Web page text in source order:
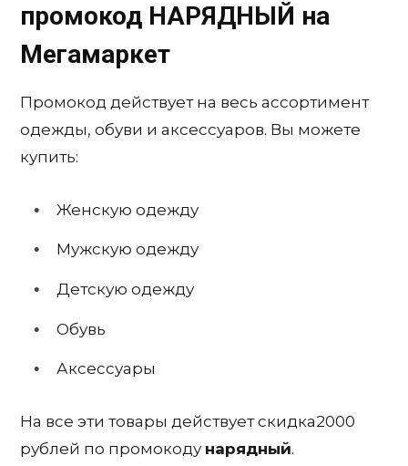
промокод НАРЯДНЫЙ на
Мегамаркет
Промокод действует на весь ассортимент
одежды, обуви и аксессуаров. Вы можете
купить:
Женскую одежду
Мужскую одежду
Детскую одежду
Обувь
Аксессуары
На все эти товары действует скидка2000
рублей по промокоду нарядный.